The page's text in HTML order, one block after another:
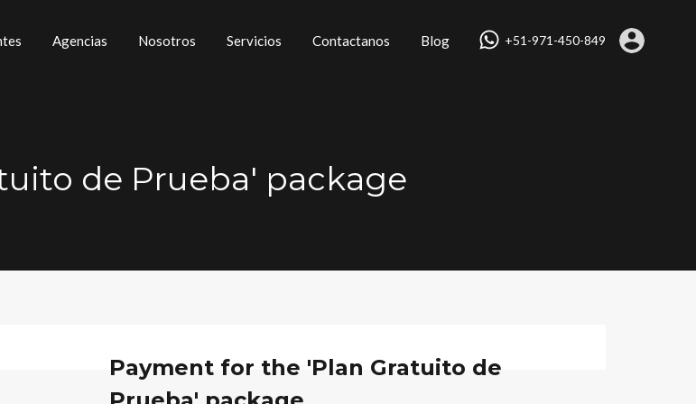
Agencias Nosotros Servicios Contactanos Blog +51-971-450-849
de Prueba' package
Payment for the 'Plan Gratuito de